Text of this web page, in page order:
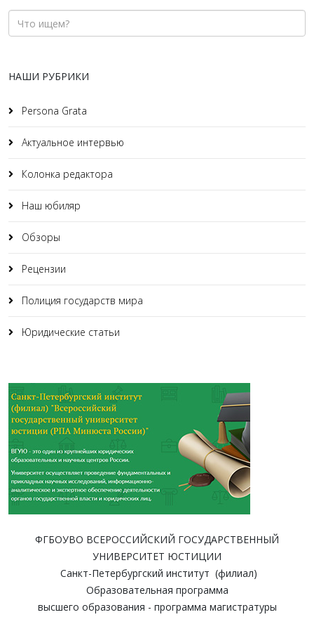
НАШИ РУБРИКИ
Persona Grata
Актуальное интервью
Колонка редактора
Наш юбиляр
Обзоры
Рецензии
Полиция государств мира
Юридические статьи
ФГБОУВО ВСЕРОССИЙСКИЙ ГОСУДАРСТВЕННЫЙ
УНИВЕРСИТЕТ ЮСТИЦИИ
Санкт-Петербургский институт (филиал)
Образовательная программа
высшего образования - программа магистратуры